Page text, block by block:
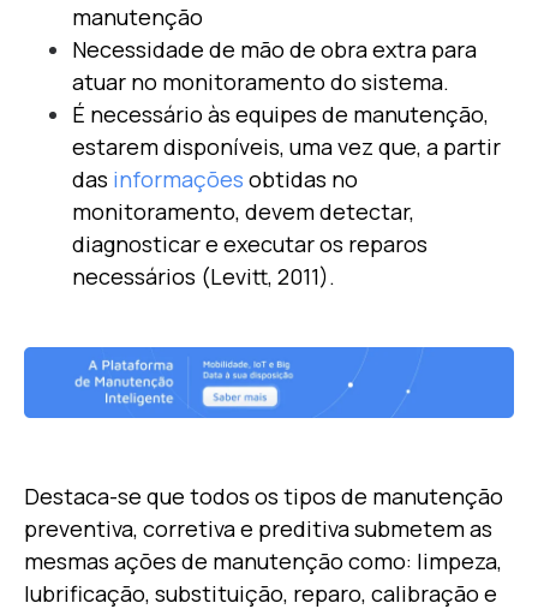
manutenção
Necessidade de mão de obra extra para
atuar no monitoramento do sistema.
É necessário às equipes de manutenção,
estarem disponíveis, uma vez que, a partir
das informações obtidas no
monitoramento, devem detectar,
diagnosticar e executar os reparos
necessários (Levitt, 2011).
Destaca-se que todos os tipos de manutenção
preventiva, corretiva e preditiva submetem as
mesmas ações de manutenção como: limpeza,
lubrificação, substituição, reparo, calibração e